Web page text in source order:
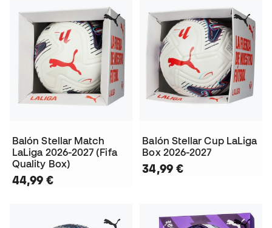
Balón Stellar Match
LaLiga 2026-2027 (Fifa
Quality Box)
44,99 €
Balón Stellar Cup LaLiga
Box 2026-2027
34,99 €